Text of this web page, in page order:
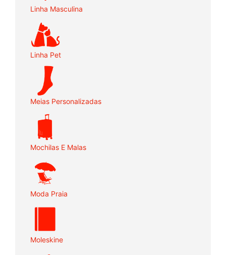
Linha Masculina
Linha Pet
Meias Personalizadas
Mochilas E Malas
Moda Praia
Moleskine